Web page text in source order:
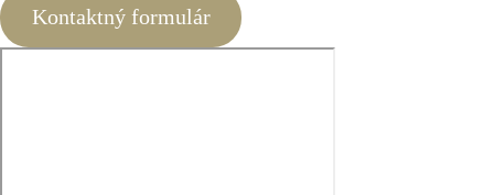
Kontaktný formulár